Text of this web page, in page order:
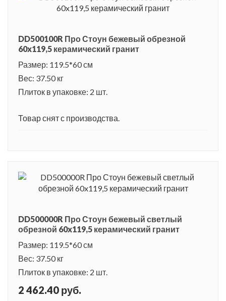
DD500100R Про Стоун бежевый обрезной
60x119,5 керамический гранит
Размер: 119.5*60 см
Вес: 37.50 кг
Плиток в упаковке: 2 шт.
Товар снят с производства.
DD500000R Про Стоун бежевый светлый
обрезной 60x119,5 керамический гранит
Размер: 119.5*60 см
Вес: 37.50 кг
Плиток в упаковке: 2 шт.
2 462.40 руб.